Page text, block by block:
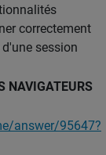
correctement
session
NAVIGATEURS
answer/95647?